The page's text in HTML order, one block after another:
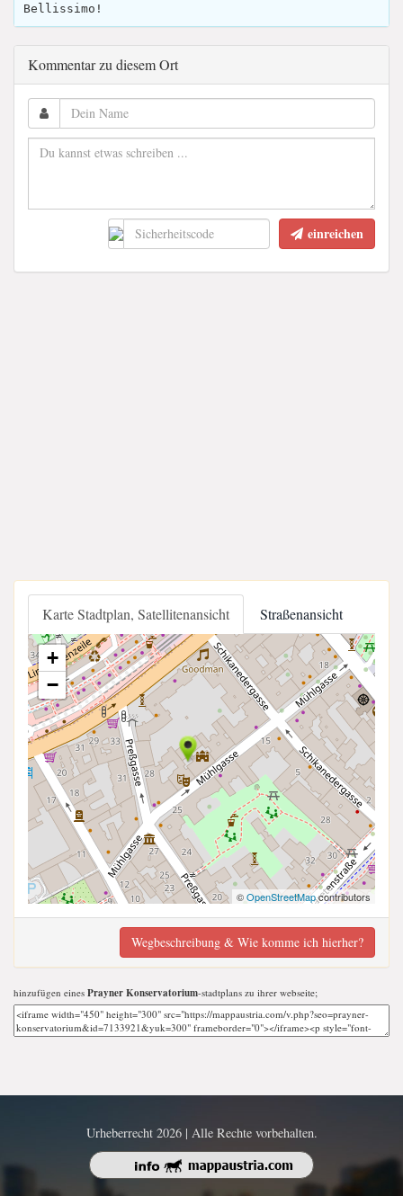
Bellissimo!
Kommentar zu diesem Ort
einreichen
Karte Stadtplan, Satellitenansicht Straßenansicht
+
−
©OpenStreetMapcontributors
Wegbeschreibung & Wie komme ich hierher?
hinzufügen eines Prayner Konservatorium-stadtplans zu ihrer webseite;
Urheberrecht 2026 | Alle Rechte vorbehalten.